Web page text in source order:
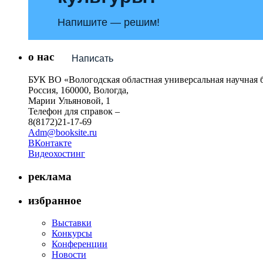
Напишите — решим!
Написать
о нас
БУК ВО «Вологодская областная универсальная научная
Россия, 160000, Вологда,
Марии Ульяновой, 1
Телефон для справок –
8(8172)21-17-69
Adm@booksite.ru
ВКонтакте
Видеохостинг
реклама
избранное
Выставки
Конкурсы
Конференции
Новости